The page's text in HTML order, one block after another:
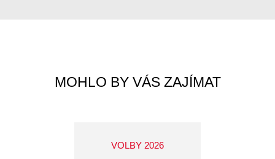
MOHLO BY VÁS ZAJÍMAT
VOLBY 2026